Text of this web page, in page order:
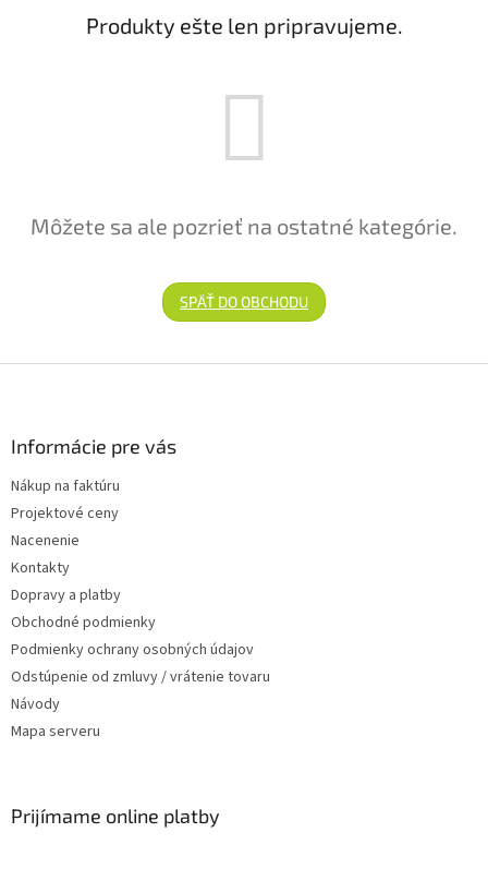
Produkty ešte len pripravujeme.
Môžete sa ale pozrieť na ostatné kategórie.
SPÄŤ DO OBCHODU
Informácie pre vás
Nákup na faktúru
Projektové ceny
Nacenenie
Kontakty
Dopravy a platby
Obchodné podmienky
Podmienky ochrany osobných údajov
Odstúpenie od zmluvy / vrátenie tovaru
Návody
Mapa serveru
Prijímame online platby